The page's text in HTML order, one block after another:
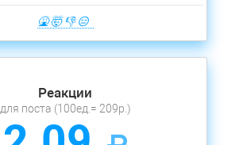
🤮 🤯 👎 😑
Реакции
для поста (100ед.= 209р.)